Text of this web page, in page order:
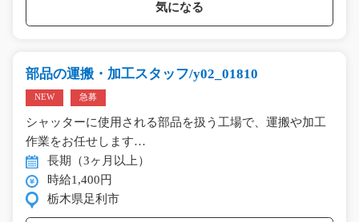
気になる
部品の運搬・加工スタッフ/y02_01810
NEW 急募
シャッターに使用される部品を扱う工場で、運搬や加工
作業をお任せします…
長期（3ヶ月以上）
時給1,400円
栃木県足利市